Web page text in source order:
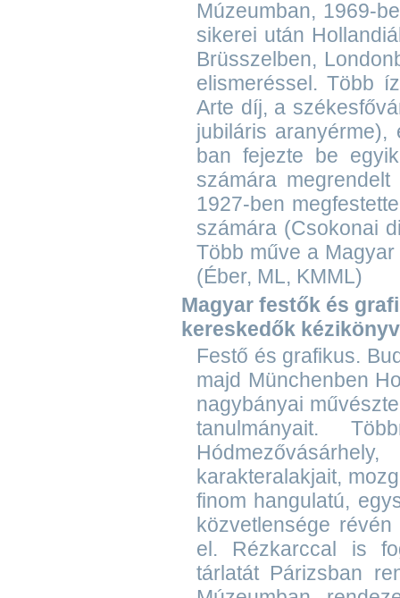
Múzeumban, 1969-
sikerei után
Brüsszelben,
elismeréssel. Több
Arte díj, a
jubiláris
ban fejezte be
számára
1927-ben
számára (Csokonai
Több műve a
(Éber, ML, KMML)
Magyar festők és
kereskedők
Festő és grafikus.
majd Münchenben
nagybányai
tanulmányait.
karakteralakjait,
finom hangulatú,
közvetlensége
el. Rézkarccal is
tárlatát Párizsban